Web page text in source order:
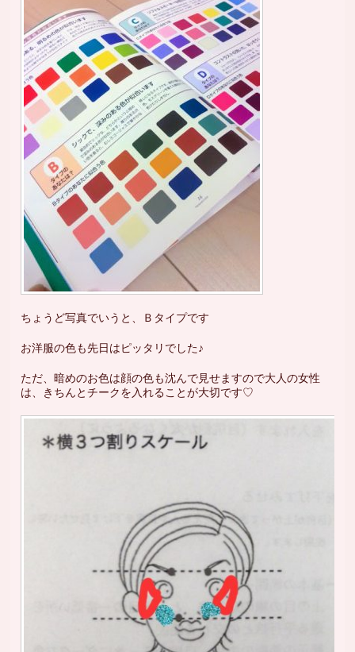
ちょうど写真でいうと、Ｂタイプです
お洋服の色も先日はピッタリでした♪
ただ、暗めのお色は顔の色も沈んで見せますので大人の女性
は、きちんとチークを入れることが大切です♡